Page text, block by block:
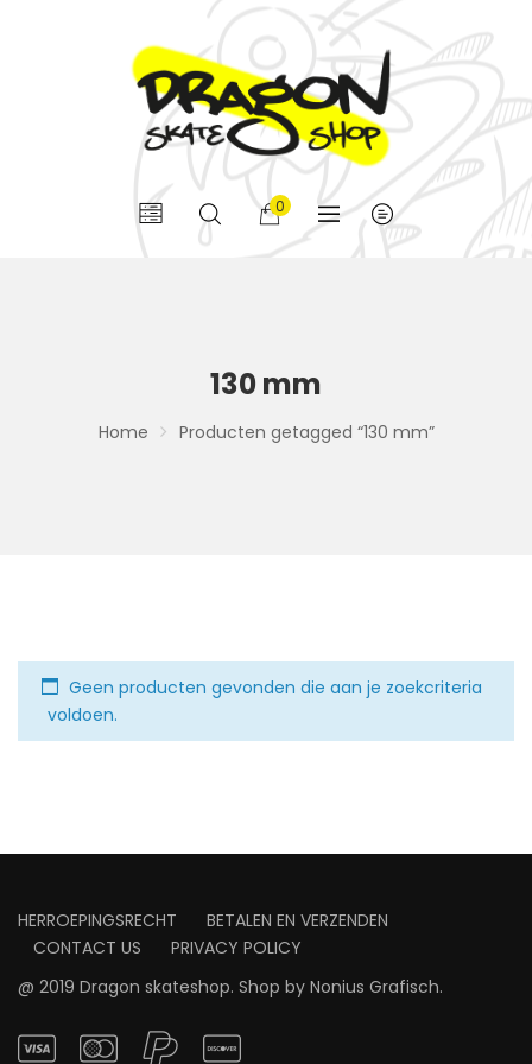
0
130 mm
Home Producten getagged “130 mm”
Geen producten gevonden die aan je zoekcriteria
voldoen.
HERROEPINGSRECHT
BETALEN EN VERZENDEN
CONTACT US
PRIVACY POLICY
@ 2019 Dragon skateshop. Shop by Nonius Grafisch.